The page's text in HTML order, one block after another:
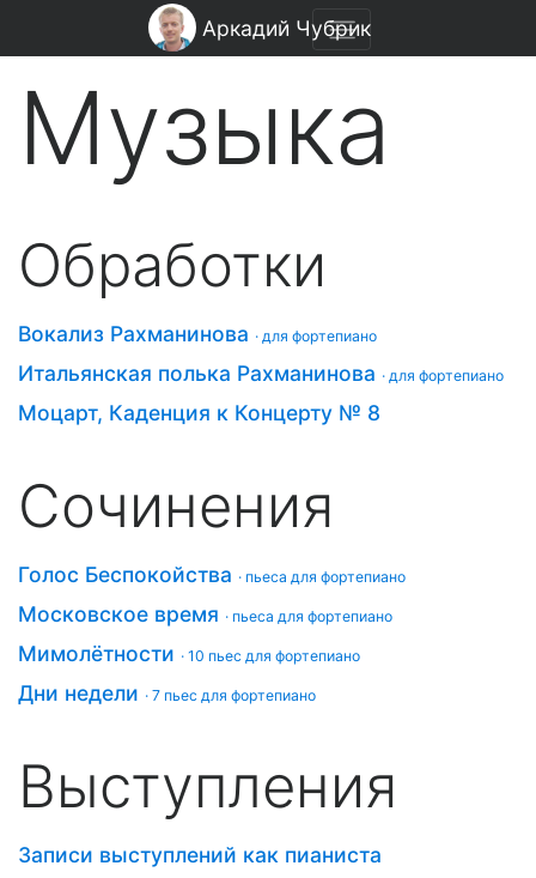
Аркадий Чубрик
Музыка
Обработки
Вокализ Рахманинова · для фортепиано
Итальянская полька Рахманинова · для фортепиано
Моцарт, Каденция к Концерту № 8
Сочинения
Голос Беспокойства · пьеса для фортепиано
Московское время · пьеса для фортепиано
Мимолётности · 10 пьес для фортепиано
Дни недели · 7 пьес для фортепиано
Выступления
Записи выступлений как пианиста